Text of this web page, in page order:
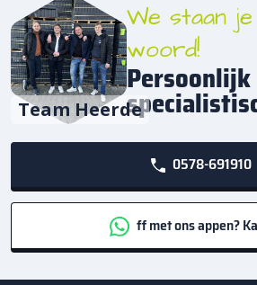
Team Heerde
We staan
woord!
Persoonlijk
0578-691910
ff met ons appen?